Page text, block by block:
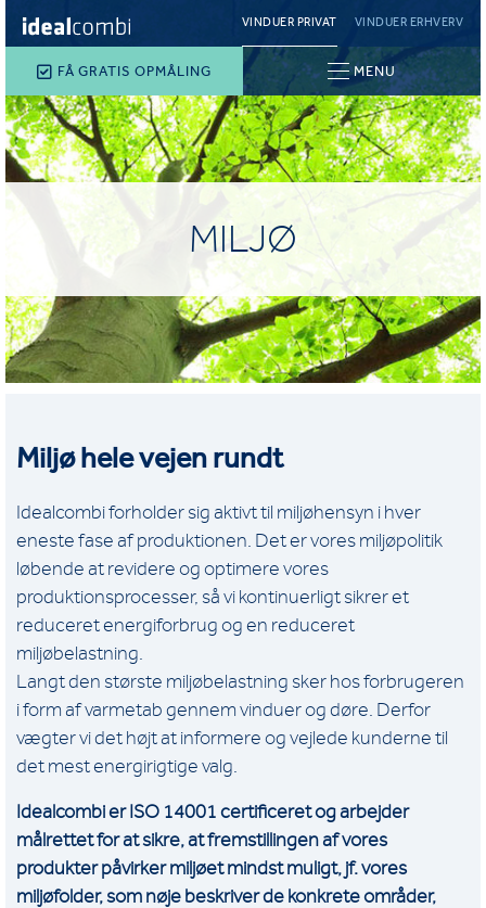
VINDUER PRIVAT VINDUER ERHVERV
FÅ GRATIS OPMÅLING MENU
MILJØ
Miljø hele vejen rundt
Idealcombi forholder sig aktivt til miljøhensyn i hver
eneste fase af produktionen. Det er vores miljøpolitik
løbende at revidere og optimere vores
produktionsprocesser, så vi kontinuerligt sikrer et
reduceret energiforbrug og en reduceret
miljøbelastning.
Langt den største miljøbelastning sker hos forbrugeren
i form af varmetab gennem vinduer og døre. Derfor
vægter vi det højt at informere og vejlede kunderne til
det mest energirigtige valg.
Idealcombi er ISO 14001 certificeret og arbejder
målrettet for at sikre, at fremstillingen af vores
produkter påvirker miljøet mindst muligt, jf. vores
miljøfolder, som nøje beskriver de konkrete områder,